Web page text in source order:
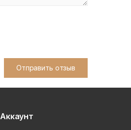
Отправить отзыв
Аккаунт